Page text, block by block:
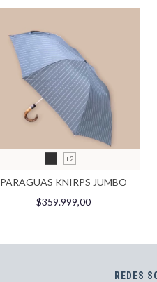
+2
PARAGUAS KNIRPS JUMBO
$359.999,00
REDES